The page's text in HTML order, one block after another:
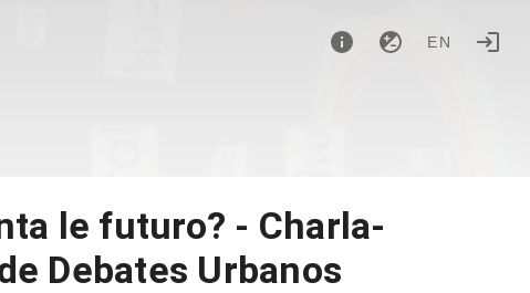
EN
le futuro? - Charla-
Debates Urbanos